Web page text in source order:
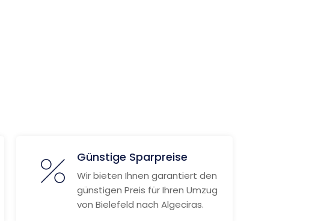
Günstige Sparpreise
Wir bieten Ihnen garantiert den
günstigen Preis für Ihren Umzug
von Bielefeld nach Algeciras.